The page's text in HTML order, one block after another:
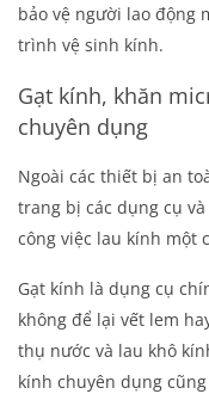
bảo vệ người lao động
trình vệ sinh kính.
Gạt kính, khăn
chuyên dụng
Ngoài các thiết bị an
trang bị các dụng cụ
công việc lau kính một
Gạt kính là dụng cụ
không để lại vết lem
thụ nước và lau khô
kính chuyên dụng